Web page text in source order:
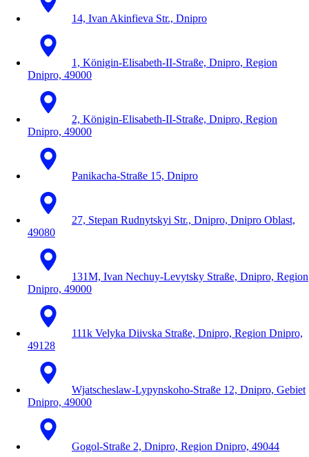
14, Ivan Akinfieva Str., Dnipro
1, Königin-Elisabeth-II-Straße, Dnipro, Region
Dnipro, 49000
2, Königin-Elisabeth-II-Straße, Dnipro, Region
Dnipro, 49000
Panikacha-Straße 15, Dnipro
27, Stepan Rudnytskyi Str., Dnipro, Dnipro Oblast,
49080
131M, Ivan Nechuy-Levytsky Straße, Dnipro, Region
Dnipro, 49000
111k Velyka Diivska Straße, Dnipro, Region Dnipro,
49128
Wjatscheslaw-Lypynskoho-Straße 12, Dnipro, Gebiet
Dnipro, 49000
Gogol-Straße 2, Dnipro, Region Dnipro, 49044